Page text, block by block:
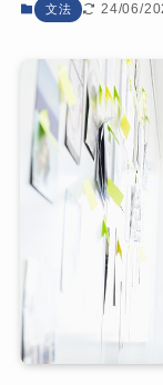
文法 24/06/